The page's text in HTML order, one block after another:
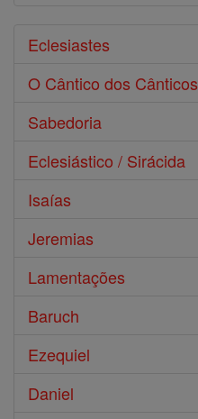
Eclesiastes
O Cântico dos Cânticos
Sabedoria
Eclesiástico / Sirácida
Isaías
Jeremias
Lamentações
Baruch
Ezequiel
Daniel